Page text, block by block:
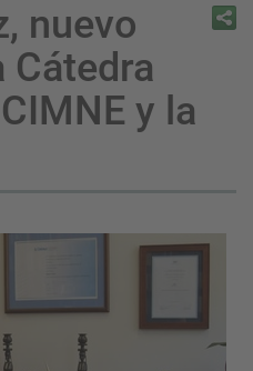
nuevo
Cátedra
y la